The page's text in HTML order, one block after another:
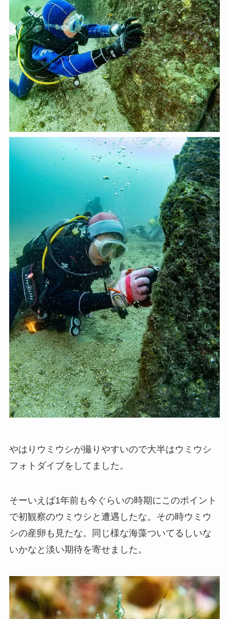
やはりウミウシが撮りやすいので大半はウミウシ
フォトダイブをしてました。
そーいえば1年前も今ぐらいの時期にこのポイント
で初観察のウミウシと遭遇したな。その時ウミウ
シの産卵も見たな。同じ様な海藻ついてるしいな
いかなと淡い期待を寄せました。